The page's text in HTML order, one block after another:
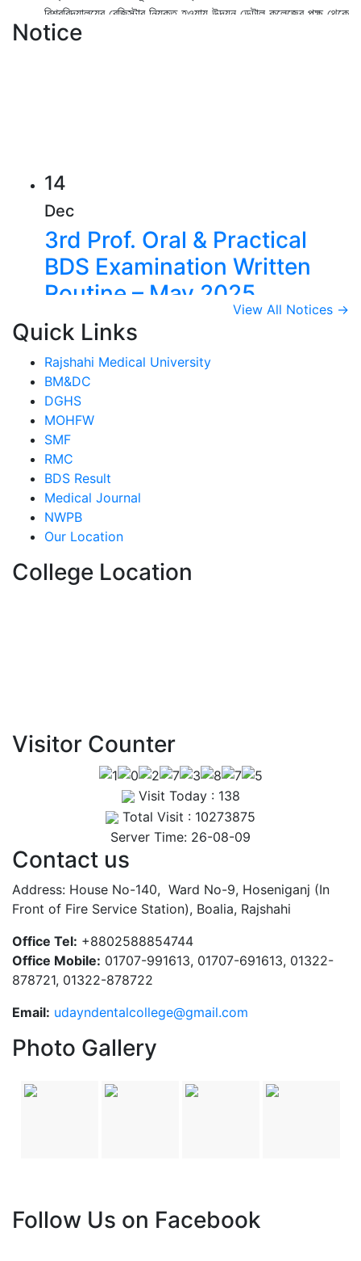
বিশ্ববিদ্যালয়ের রেজিস্টার নিযুক্ত হওয়ায় উদয়ন ডেন্টাল কলেজের পক্ষ থেকে
আন্তরিক শুভেচ্ছা ও অভিনন্দন।
Notice
14
Dec
3rd Prof. Oral & Practical
BDS Examination Written
Routine – May 2025
View Details →
14
Dec
2nd Prof. Oral & Practical
BDS Examination Written
Routine – May 2025
09
Jul
1st, 2nd & 3rd Professional
BDS Examination Written
View All Notices →
Quick Links
Rajshahi Medical University
BM&DC
DGHS
MOHFW
SMF
RMC
BDS Result
Medical Journal
NWPB
Our Location
College Location
Visitor Counter
Visit Today : 138
Total Visit : 10273875
Server Time: 26-08-09
Contact us
Address: House No-140, Ward No-9, Hoseniganj (In
Front of Fire Service Station), Boalia, Rajshahi
Office Tel: +8802588854744
Office Mobile: 01707-991613, 01707-691613, 01322-
878721, 01322-878722
Email: udayndentalcollege@gmail.com
Photo Gallery
Follow Us on Facebook